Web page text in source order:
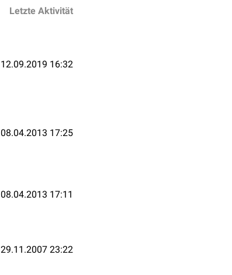
Letzte Aktivität
12.09.2019 16:32
08.04.2013 17:25
08.04.2013 17:11
29.11.2007 23:22